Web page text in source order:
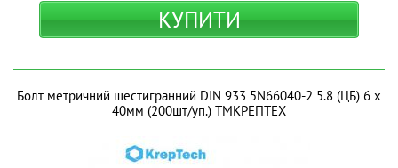
КУПИТИ
Болт метричний шестигранний DIN 933 5N66040-2 5.8 (ЦБ) 6 х
40мм (200шт/уп.) ТМКРЕПТЕХ